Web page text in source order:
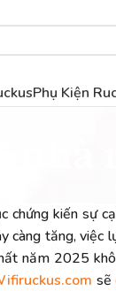
Phụ Kiện
5
kiến sự
càng tăng,
năm 2025
sẽ